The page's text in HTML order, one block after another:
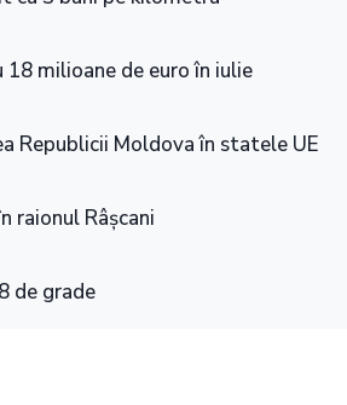
milioane de euro în iulie
Republicii Moldova în statele UE
raionul Râșcani
de grade